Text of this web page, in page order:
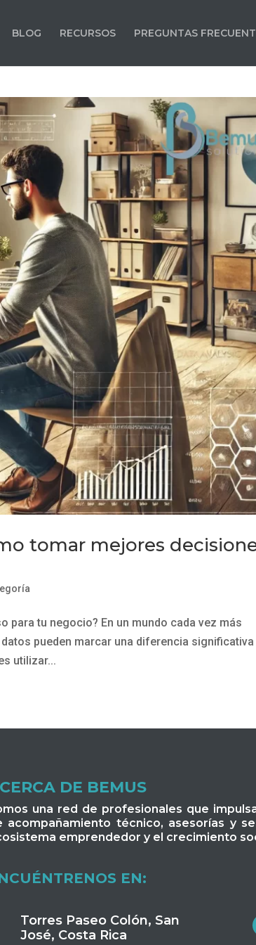
BLOG RECURSOS PREGUNTAS
tomar mejores
para tu negocio? En un mundo cada vez más
pueden marcar una diferencia significativa
utilizar...
DE BEMUS
una red de profesionales que
acompañamiento técnico, asesorías y
emprendedor y el crecimiento
EN:
Torres Paseo Colón, San
José, Costa Rica